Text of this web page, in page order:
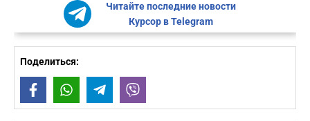
Читайте последние новости
Курсор в Telegram
Поделиться:
FacebookWhatsAppTelegram